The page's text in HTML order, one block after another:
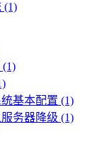
(1)
(1)
基本配置 (1)
务器降级 (1)